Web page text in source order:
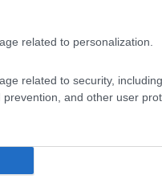
related to personalization.
related to security, including
and other user